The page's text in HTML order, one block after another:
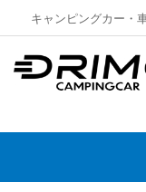
キャンピングカー・